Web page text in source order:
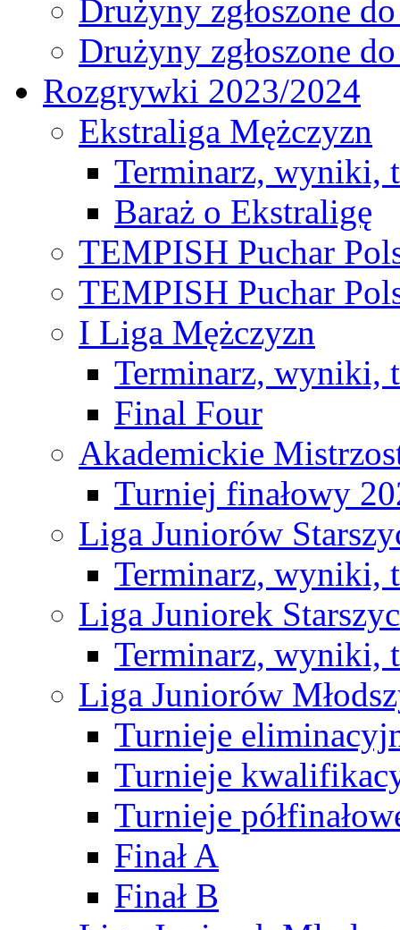
Drużyny zgłoszone
Drużyny zgłoszone
Rozgrywki 2023/2024
Ekstraliga Mężczyzn
Terminarz, wyniki,
Baraż o Ekstraligę
TEMPISH Puchar
TEMPISH Puchar
I Liga Mężczyzn
Terminarz, wyniki,
Final Four
Akademickie
Turniej finałowy
Liga Juniorów
Terminarz, wyniki,
Liga Juniorek
Terminarz, wyniki,
Liga Juniorów
Turnieje
Turnieje
Turnieje
Finał A
Finał B